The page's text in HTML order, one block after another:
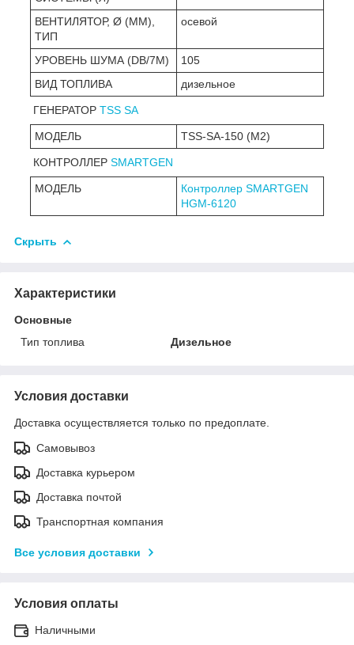
ВЕНТИЛЯТОР, Ø (ММ),
ТИП
осевой
УРОВЕНЬ ШУМА (DB/7М)
105
ВИД ТОПЛИВА
дизельное
ГЕНЕРАТОР TSS SA
МОДЕЛЬ TSS-SA-150 (М2)
КОНТРОЛЛЕР SMARTGEN
МОДЕЛЬ
Контроллер SMARTGEN
HGM-6120
Скрыть
Характеристики
Основные
Тип топлива
Дизельное
Условия доставки
Доставка осуществляется только по предоплате.
Самовывоз
Доставка курьером
Доставка почтой
Транспортная компания
Все условия доставки
Условия оплаты
Наличными